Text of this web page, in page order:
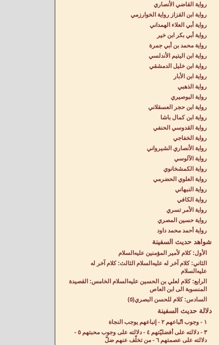
رواية القاضي الأنصاري
رواية ابن القزاز رواية الخوارزمي
رواية أبي العلاء الهمداني
رواية أبي بكر ابن خير
رواية محمد بن أبي جمرة
رواية ابن اليتيم الأندلسي
رواية ابن خليل الدمشقي
رواية ابن الأبار
رواية الذهبي
رواية البوصيري
رواية ابن حجر العسقلاني
رواية ابن كمال باشا
رواية القدوسي الحنفي
رواية الخفاجي
رواية الأنصاري الشيرواني
رواية الآلوسي
رواية الكمشخانوي
رواية العلوي الحضرمي
رواية النبهاني
رواية الكافي
رواية الأمر تسري
رواية حسين المصري
رواية أحمد محمد داود
شواهد حديث السفينة
الأول: كلام لأمير المؤمنين عليه‌السلام
الثاني: كلام آخر له عليه‌السلام الثالث: كلام آخر له
عليه‌السلام
الرابع: كلام لعلي بن الحسين عليه‌السلام الخامس: القصيدة
المنسوبة الى ابن العاص
السادس: كلام للحسن البصري(٥)
دلالة حديث السفينة
١ - وجوب اتّباعهم ٢ - إتباعهم يوجب النجاة
٣ - دلالته على أفضليّتهم ٤ - دلالته على وجوب محبتهم ٥ -
دلالته على عصمتهم ٦ - من تخلّف عنهم ضلّ